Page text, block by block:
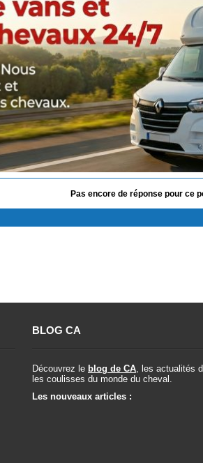
Pas encore de réponse pour ce
BLOG CA
Découvrez le blog de CA, les actualités
les coulisses du monde du cheval.
Les nouveaux articles :